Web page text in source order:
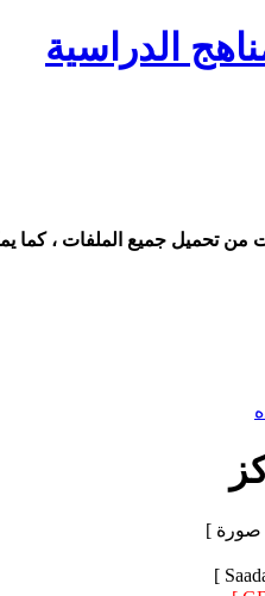
الدراسية
من تحميل جميع الملفات ، كما